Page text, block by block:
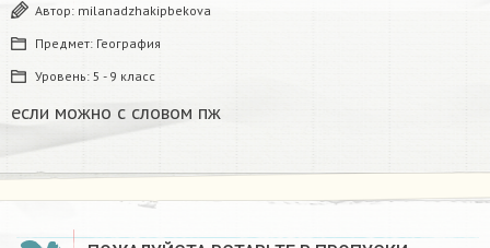
Автор: milanadzhakipbekova
Предмет: География
Уровень: 5 - 9 класс
если можно с словом пж​